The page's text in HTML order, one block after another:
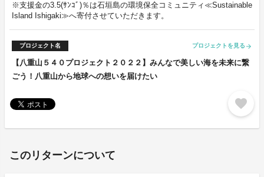
※支援金の3.5(ｻﾝｺﾞ)％は石垣島の環境保全コミュニティ≪Sustainable
Island Ishigaki≫へ寄付させていただきます。
プロジェクト名 プロジェクトを見る arrow_forward
【八重山５４０プロジェクト２０２２】みんなで美しい海を未来に繋
ごう！八重山から地球への想いを届けたい
favorite
このリターンについて